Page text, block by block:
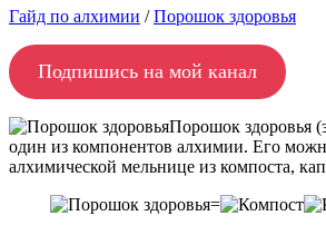
Гайд по алхимии /Порошок здоровья
Подпишись на мой канал
Порошок здоровья
один из компонентов алхимии. Его
алхимической мельнице из компоста,
=